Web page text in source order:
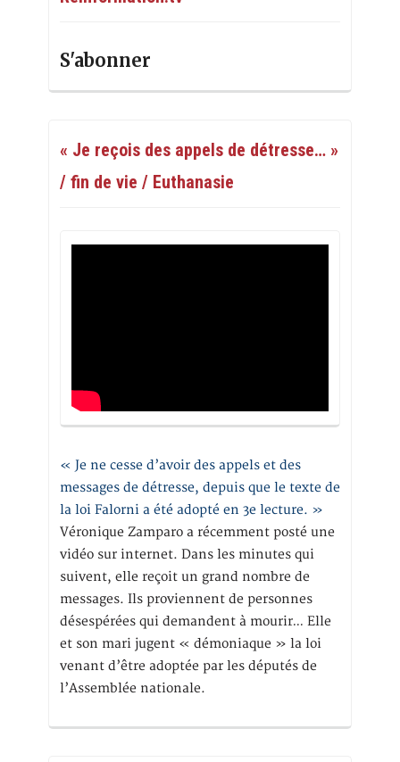
S'abonner
« Je reçois des appels de détresse… »
/ fin de vie / Euthanasie
« Je ne cesse d’avoir des appels et des
messages de détresse, depuis que le texte de
la loi Falorni a été adopté en 3e lecture. »
Véronique Zamparo a récemment posté une
vidéo sur internet. Dans les minutes qui
suivent, elle reçoit un grand nombre de
messages. Ils proviennent de personnes
désespérées qui demandent à mourir… Elle
et son mari jugent « démoniaque » la loi
venant d’être adoptée par les députés de
l’Assemblée nationale.